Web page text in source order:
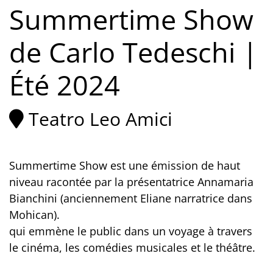
Summertime Show
de Carlo Tedeschi |
Été 2024
Teatro Leo Amici
Summertime Show est une émission de haut
niveau racontée par la présentatrice Annamaria
Bianchini (anciennement Eliane narratrice dans
Mohican).
qui emmène le public dans un voyage à travers
le cinéma, les comédies musicales et le théâtre.